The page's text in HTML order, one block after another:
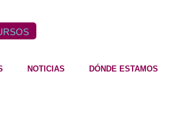
NOTICIAS DÓNDE ESTAMOS